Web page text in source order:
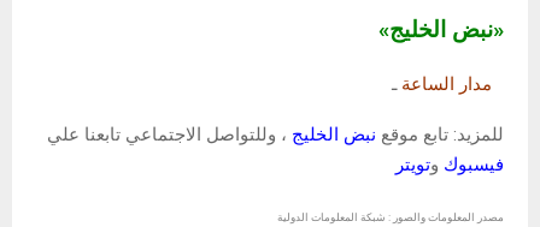
«نبض الخليج»
مدار الساعةـ
للمزيد: تابع موقع نبض الخليج ، وللتواصل الاجتماعي تابعنا علي
فيسبوك وتويتر
مصدر المعلومات والصور : شبكة المعلومات الدولية